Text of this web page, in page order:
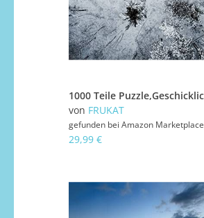
von FRUKAT
gefunden bei Amazon Marketplace
29,99 €